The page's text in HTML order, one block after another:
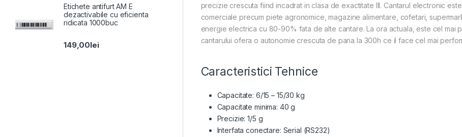
precizie crescuta fiind incadrat in clasa de exactitate III. Cantarul electronic
comerciale precum piete agronomice, magazine alimentare, cofetari,
energie electrica cu 80-90% fata de alte cantare. La ora actuala, este cel mai
cantarului ofera o autonomie crescuta de pana la 300h ce il face cel mai
Caracteristici Tehnice
Capacitate: 6/15 – 15/30 kg
Capacitate minima: 40 g
Precizie: 1/5 g
Interfata conectare: Serial (RS232)
Etichete antifurt AM E
dezactivabile cu eficienta
ridicata 1000buc
149,00lei